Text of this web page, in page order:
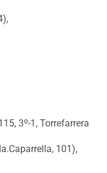
3º-1, Torrefarrera
101),